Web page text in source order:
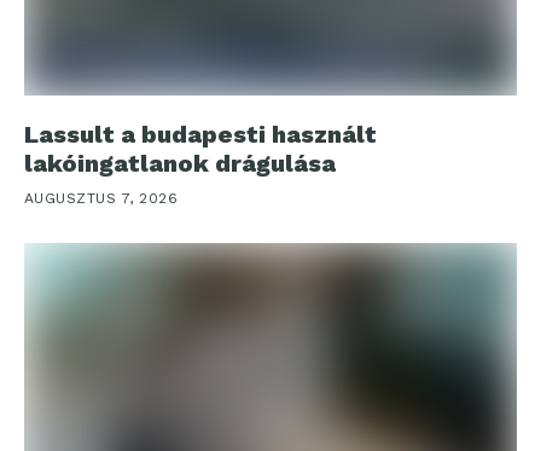
Lassult a budapesti használt
lakóingatlanok drágulása
AUGUSZTUS 7, 2026